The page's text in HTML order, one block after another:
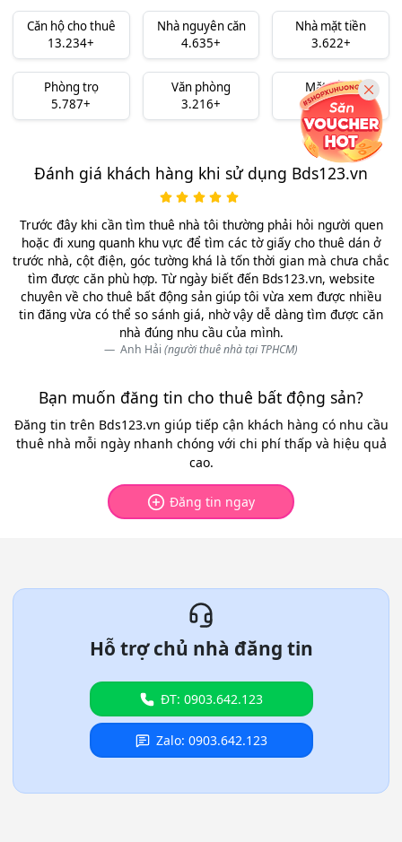
Căn hộ cho thuê
13.234+
Nhà nguyên căn
4.635+
Nhà mặt tiền
3.622+
Phòng trọ
5.787+
Văn phòng
3.216+
Mặt bằng
3.491+
Đánh giá khách hàng khi sử dụng Bds123.vn
Trước đây khi cần tìm thuê nhà tôi thường phải hỏi người quen
hoặc đi xung quanh khu vực để tìm các tờ giấy cho thuê dán ở
trước nhà, cột điện, góc tường khá là tốn thời gian mà chưa chắc
tìm được căn phù hợp. Từ ngày biết đến Bds123.vn, website
chuyên về cho thuê bất động sản giúp tôi vừa xem được nhiều
tin đăng vừa có thể so sánh giá, nhờ vậy dễ dàng tìm được căn
nhà đúng nhu cầu của mình.
Anh Hải (người thuê nhà tại TPHCM)
Bạn muốn đăng tin cho thuê bất động sản?
Đăng tin trên Bds123.vn giúp tiếp cận khách hàng có nhu cầu
thuê nhà mỗi ngày nhanh chóng với chi phí thấp và hiệu quả
cao.
Đăng tin ngay
Hỗ trợ chủ nhà đăng tin
ĐT: 0903.642.123
Zalo: 0903.642.123